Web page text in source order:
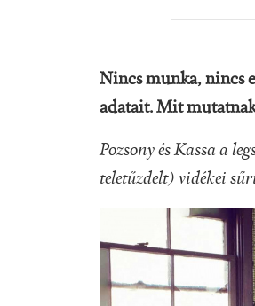
Nincs munka, nincs
adatait. Mit
Pozsony és Kassa a
teletűzdelt) vidékei